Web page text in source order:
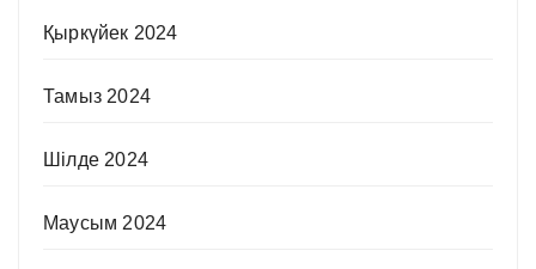
Қыркүйек 2024
Тамыз 2024
Шілде 2024
Маусым 2024